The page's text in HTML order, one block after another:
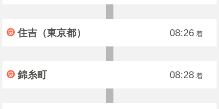
住吉（東京都） 08:26 着
錦糸町 08:28 着